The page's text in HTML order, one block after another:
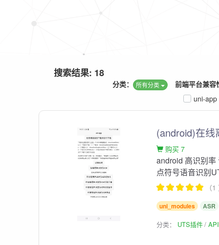
搜索结果: 18
前端平台兼容
分类： 所有分类
uni-app
(android)在线
购买 7
android 高识别
点符号语音识别
（
uni_modules ASR
分类： UTS插件